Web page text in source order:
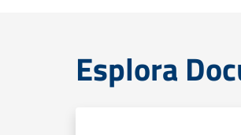
Esplora